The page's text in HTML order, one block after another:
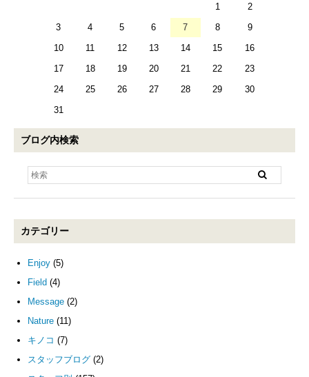
1
2
3
4 5 6 7 8
9
10
11 12 13 14 15
16
17
18 19 20 21 22
23
24
25 26 27 28 29
30
31
ブログ内検索
カテゴリー
Enjoy (5)
Field (4)
Message (2)
Nature (11)
キノコ (7)
スタッフブログ (2)